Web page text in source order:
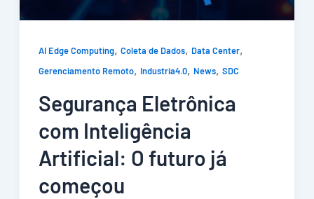
AI Edge Computing, Coleta de Dados, Data Center,
Gerenciamento Remoto, Industria4.0, News, SDC
Segurança Eletrônica
com Inteligência
Artificial: O futuro já
começou